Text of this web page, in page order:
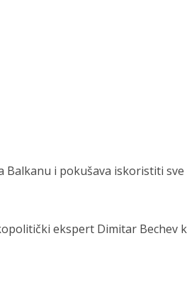
Balkanu i pokušava iskoristiti
ekspert Dimitar Bechev